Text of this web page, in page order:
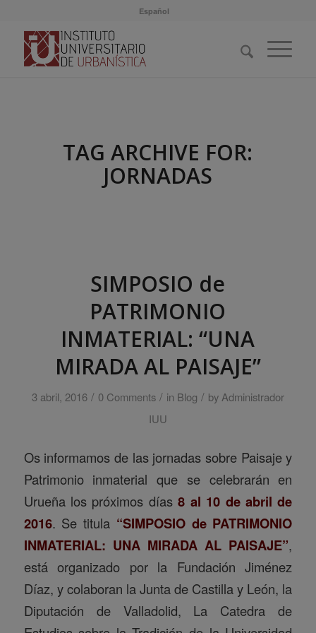
Español
TAG ARCHIVE FOR:
JORNADAS
SIMPOSIO de
PATRIMONIO
INMATERIAL: “UNA
MIRADA AL PAISAJE”
3 abril, 2016 / 0 Comments / in Blog / by Administrador
IUU
Os informamos de las jornadas sobre Paisaje y
Patrimonio inmaterial que se celebrarán en
Urueña los próximos días8 al 10 de abril de
2016. Se titula “SIMPOSIO de PATRIMONIO
INMATERIAL: UNA MIRADA AL PAISAJE”,
está organizado por la Fundación Jiménez
Díaz, y colaboran la Junta de Castilla y León, la
Diputación de Valladolid, La Catedra de